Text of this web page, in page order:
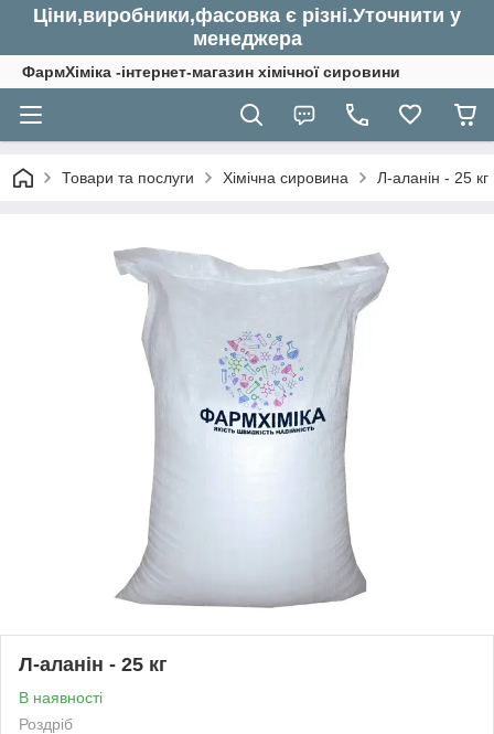
Ціни,виробники,фасовка є різні.Уточнити у
менеджера
ФармХіміка -інтернет-магазин хімічної сировини
Товари та послуги Хімічна сировина Л-аланін - 25 кг
Л-аланін - 25 кг
В наявності
Роздріб